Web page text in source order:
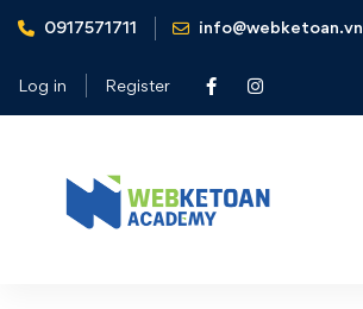
0917571711 info@webketoan.vn
Log in Register
Home
Tin tức - Sự kiện
đến 25/01/2013